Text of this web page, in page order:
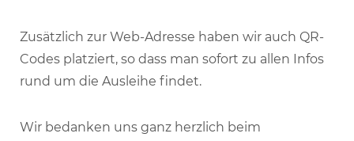
Zusätzlich zur Web-Adresse haben wir auch QR-
Codes platziert, so dass man sofort zu allen Infos
rund um die Ausleihe findet.
Wir bedanken uns ganz herzlich beim